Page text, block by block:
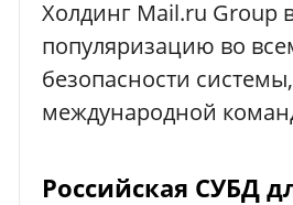
Холдинг Mail.ru Group
популяризацию во
безопасности
международной
Российская СУБД